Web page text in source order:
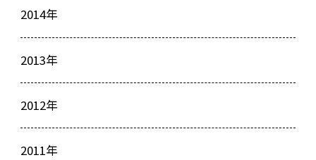
2014年
2013年
2012年
2011年